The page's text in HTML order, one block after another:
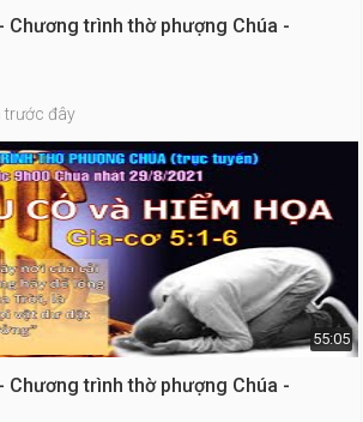
Chương trình thờ phượng Chúa -
trước đây
55:05
Chương trình thờ phượng Chúa -